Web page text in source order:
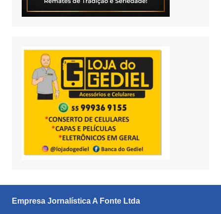
Empresa Jornalística A Fonte Ltda